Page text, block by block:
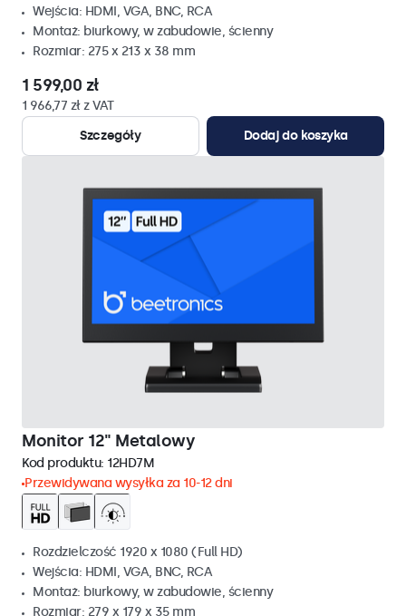
Wejścia: HDMI, VGA, BNC, RCA
Montaż: biurkowy, w zabudowie, ścienny
Rozmiar: 275 x 213 x 38 mm
1 599,00 zł
1 966,77 zł z VAT
Szczegóły
Dodaj do koszyka
Monitor 12" Metalowy
Kod produktu: 12HD7M
Przewidywana wysyłka za 10-12 dni
Rozdzielczość 1920 x 1080 (Full HD)
Wejścia: HDMI, VGA, BNC, RCA
Montaż: biurkowy, w zabudowie, ścienny
Rozmiar: 279 x 179 x 35 mm